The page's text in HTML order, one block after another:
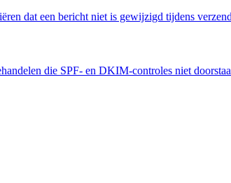
dat een bericht niet is gewijzigd tijdens
die SPF- en DKIM-controles niet